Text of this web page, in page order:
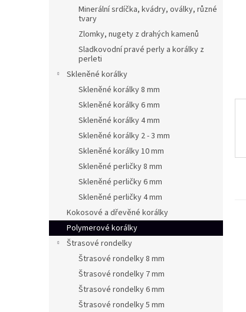
Minerální srdíčka, kvádry, oválky, různé
tvary
Zlomky, nugety z drahých kamenů
Sladkovodní pravé perly a korálky z
perleti
Skleněné korálky
Skleněné korálky 8 mm
Skleněné korálky 6 mm
Skleněné korálky 4 mm
Skleněné korálky 2 - 3 mm
Skleněné korálky 10 mm
Skleněné perličky 8 mm
Skleněné perličky 6 mm
Skleněné perličky 4 mm
Kokosové a dřevěné korálky
Polymerové korálky
Štrasové rondelky
Štrasové rondelky 8 mm
Štrasové rondelky 7 mm
Štrasové rondelky 6 mm
Štrasové rondelky 5 mm